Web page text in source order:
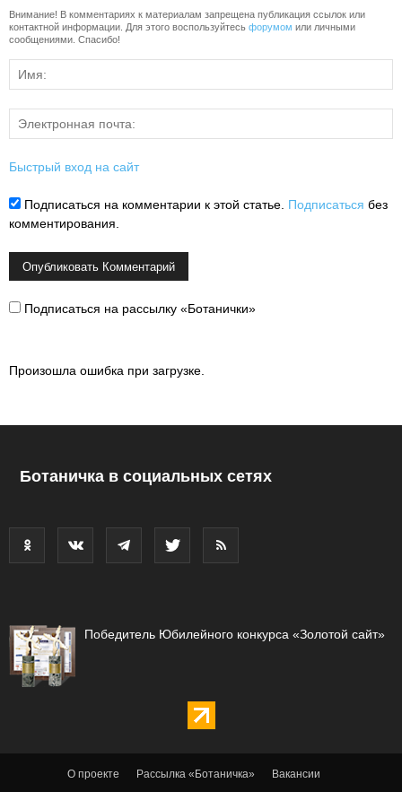
Внимание! В комментариях к материалам запрещена публикация ссылок или
контактной информации. Для этого воспользуйтесь форумом или личными
сообщениями. Спасибо!
Быстрый вход на сайт
Подписаться на комментарии к этой статье. Подписаться без
комментирования.
Подписаться на рассылку «Ботанички»
Произошла ошибка при загрузке.
Ботаничка в социальных сетях
Победитель Юбилейного конкурса «Золотой сайт»
О проекте Рассылка «Ботаничка» Вакансии